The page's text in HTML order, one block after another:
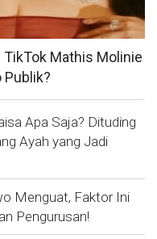
TikTok Mathis Molinie
Publik?
Apa Saja? Dituding
Ayah yang Jadi
Menguat, Faktor Ini
Pengurusan!